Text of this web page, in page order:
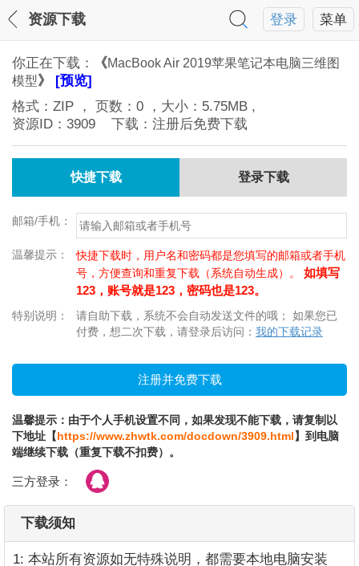
菜单
登录
资源下载
你正在下载： 《MacBook Air 2019苹果笔记本电脑三维图
模型》 [预览]
格式： ZIP ， 页数： 0 ，大小： 5.75MB ,
资源ID： 3909 下载：注册后免费下载
快捷下载 登录下载
邮箱/手机：
温馨提示：
快捷下载时，用户名和密码都是您填写的邮箱或者手机
号，方便查询和重复下载（系统自动生成）。 如填写
123，账号就是123，密码也是123。
特别说明：
请自助下载，系统不会自动发送文件的哦； 如果您已
付费，想二次下载，请登录后访问： 我的下载记录
温馨提示：由于个人手机设置不同，如果发现不能下载，请复制以
下地址【https://www.zhwtk.com/docdown/3909.html】到电脑
端继续下载（重复下载不扣费）。
三方登录：
下载须知
1: 本站所有资源如无特殊说明，都需要本地电脑安装